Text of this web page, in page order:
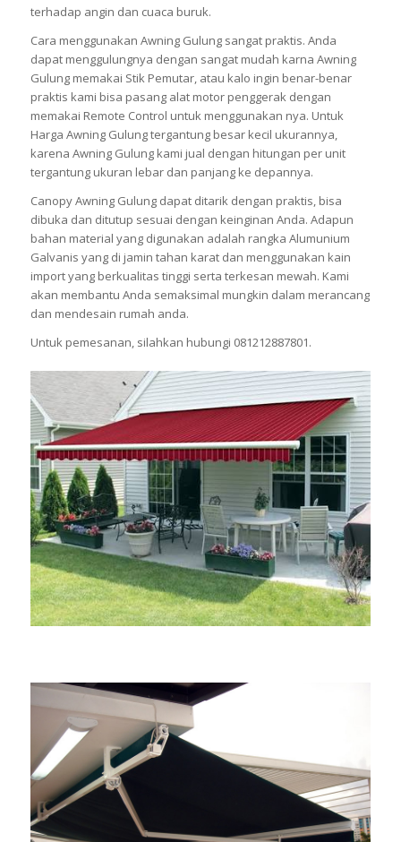
terhadap angin dan cuaca buruk.
Cara menggunakan Awning Gulung sangat praktis. Anda
dapat menggulungnya dengan sangat mudah karna Awning
Gulung memakai Stik Pemutar, atau kalo ingin benar-benar
praktis kami bisa pasang alat motor penggerak dengan
memakai Remote Control untuk menggunakan nya. Untuk
Harga Awning Gulung tergantung besar kecil ukurannya,
karena Awning Gulung kami jual dengan hitungan per unit
tergantung ukuran lebar dan panjang ke depannya.
Canopy Awning Gulung dapat ditarik dengan praktis, bisa
dibuka dan ditutup sesuai dengan keinginan Anda. Adapun
bahan material yang digunakan adalah rangka Alumunium
Galvanis yang di jamin tahan karat dan menggunakan kain
import yang berkualitas tinggi serta terkesan mewah. Kami
akan membantu Anda semaksimal mungkin dalam merancang
dan mendesain rumah anda.
Untuk pemesanan, silahkan hubungi 081212887801.